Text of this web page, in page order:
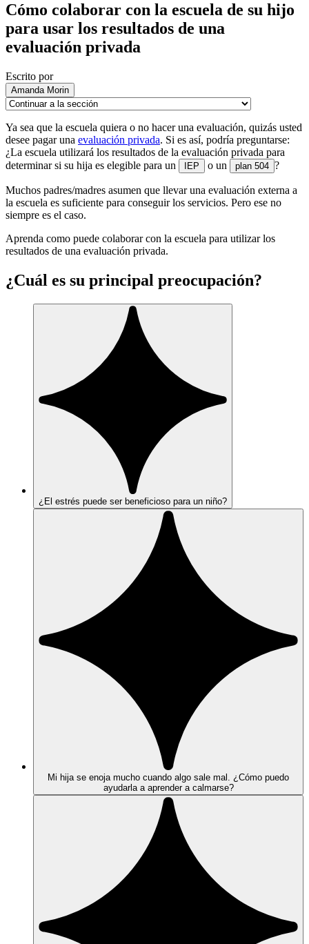
Cómo colaborar con la escuela de su hijo
para usar los resultados de una
evaluación privada
Escrito por
Amanda Morin
Ya sea que la escuela quiera o no hacer una evaluación, quizás usted
desee pagar una evaluación privada. Si es así, podría preguntarse:
¿La escuela utilizará los resultados de la evaluación privada para
determinar si su hija es elegible para un
IEP o un plan 504 ?
Muchos padres/madres asumen que llevar una evaluación externa a
la escuela es suficiente para conseguir los servicios. Pero ese no
siempre es el caso.
Aprenda como puede colaborar con la escuela para utilizar los
resultados de una evaluación privada.
¿Cuál es su principal preocupación?
¿El estrés puede ser beneficioso para un niño?
Mi hija se enoja mucho cuando algo sale mal. ¿Cómo puedo
ayudarla a aprender a calmarse?